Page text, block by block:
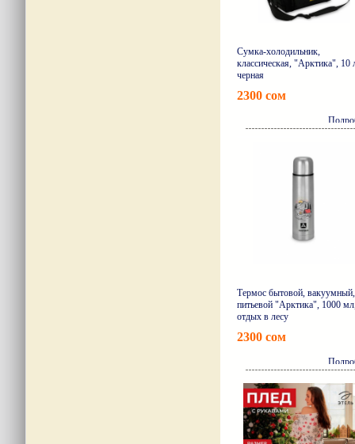
Сумка-холодильник,
классическая, "Арктика", 10
черная
2300 сом
Термос бытовой, вакуумный,
питьевой "Арктика", 1000
отдых в лесу
2300 сом